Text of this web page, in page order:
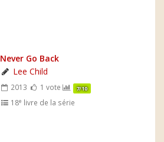
Never Go Back
Lee Child
2013 1 vote 7/10
18e livre de la série